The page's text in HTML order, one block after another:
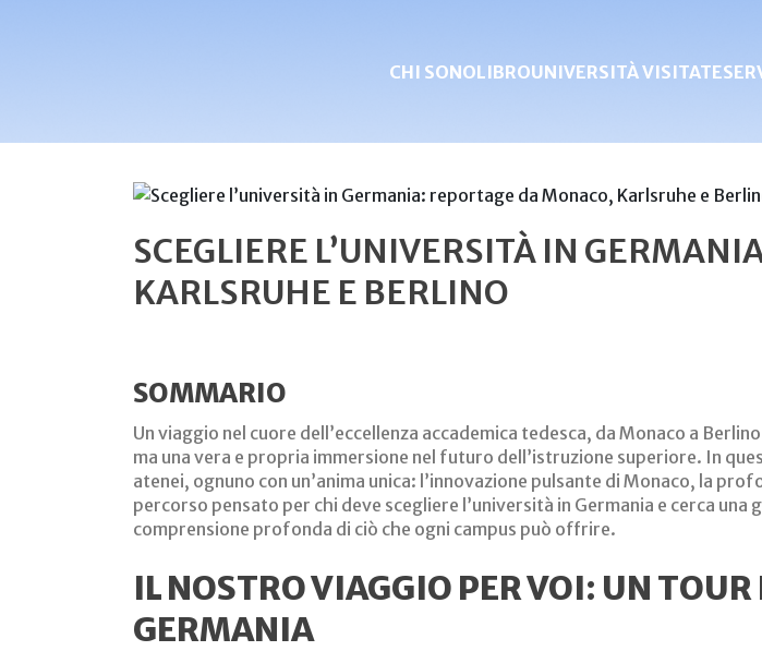
CHI SONOLIBROUNIVERSITÀ VISITATE
SCEGLIERE L’UNIVERSITÀ IN
KARLSRUHE E BERLINO
SOMMARIO
Un viaggio nel cuore dell’eccellenza accademica tedesca, da Monaco a
ma una vera e propria immersione nel futuro dell’istruzione superiore. In
atenei, ognuno con un’anima unica: l’innovazione pulsante di Monaco, la
percorso pensato per chi deve scegliere l’università in Germania e cerca
comprensione profonda di ciò che ogni campus può offrire.
IL NOSTRO VIAGGIO PER VOI: UN
GERMANIA